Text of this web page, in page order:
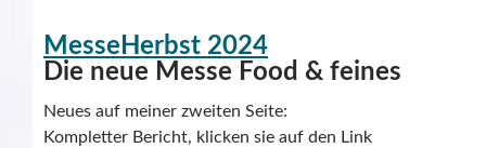
MesseHerbst 2024
Die neue Messe Food & feines
Neues auf meiner zweiten Seite:
Kompletter Bericht, klicken sie auf den Link